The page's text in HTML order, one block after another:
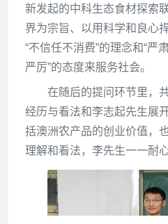
新发起的中科生态食材探索
界为宗旨、以用科学和良心
“不信任不消费”的理念和“严
严厉”的态度来服务社会。
在随后的提问环节里，
经历与看法和李志起先生展
括澳洲农产品的创业价值，
理解和看法，李先生一一耐